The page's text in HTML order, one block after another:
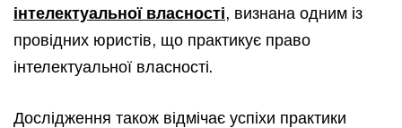
інтелектуальної власності, визнана одним із
провідних юристів, що практикує право
інтелектуальної власності.
Дослідження також відмічає успіхи практики